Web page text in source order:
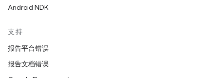
Android NDK
支持
报告平台错误
报告文档错误